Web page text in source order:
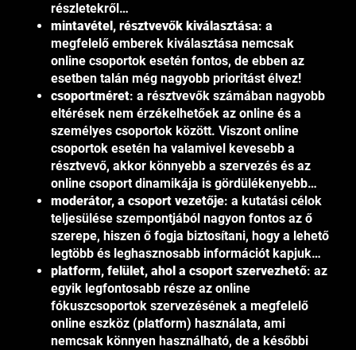
részletekről…
mintavétel, résztvevők kiválasztása: a
megfelelő emberek kiválasztása nemcsak
online csoportok esetén fontos, de ebben az
esetben talán még nagyobb prioritást élvez!
csoportméret: a résztvevők számában nagyobb
eltérések nem érzékelhetőek az online és a
személyes csoportok között. Viszont online
csoportok esetén ha valamivel kevesebb a
résztvevő, akkor könnyebb a szervezés és az
online csoport dinamikája is gördülékenyebb…
moderátor, a csoport vezetője: a kutatási célok
teljesülése szempontjából nagyon fontos az ő
szerepe, hiszen ő fogja biztosítani, hogy a lehető
legtöbb és leghasznosabb információt kapjuk…
platform, felület, ahol a csoport szervezhető: az
egyik legfontosabb része az online
fókuszcsoportok szervezésének a megfelelő
online eszköz (platform) használata, ami
nemcsak könnyen használható, de a későbbi